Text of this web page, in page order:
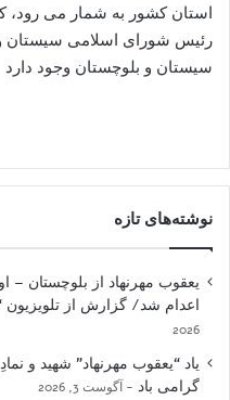
استان کشور به شمار می رود،
سیستان و بلوچستان وجود دارد
نوشته‌های تازه
یعقوب مهرنهاد از بلوچستان –
اعدام شد/ گزارش از تلویزیون
2026
یاد “یعقوب مهرنهاد” شهید و
گرامی باد
آگوست 3, 2026